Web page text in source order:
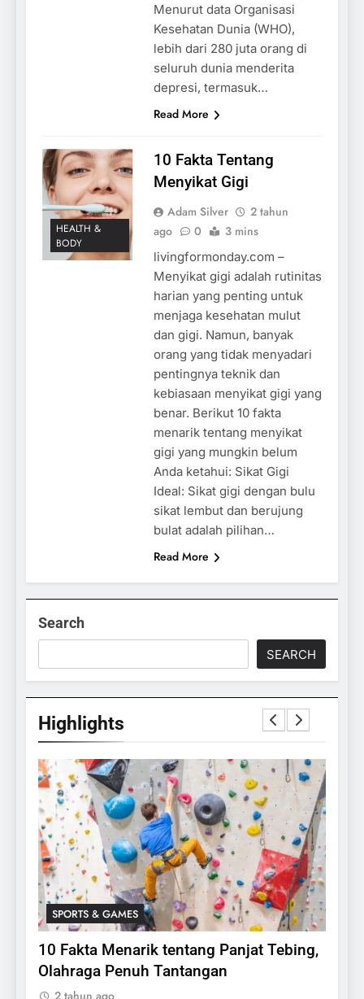
Menurut data Organisasi
Kesehatan Dunia (WHO),
lebih dari 280 juta orang di
seluruh dunia menderita
depresi, termasuk…
Read More
HEALTH &
BODY
10 Fakta Tentang
Menyikat Gigi
Adam Silver
2 tahun
ago
0 3 mins
livingformonday.com –
Menyikat gigi adalah rutinitas
harian yang penting untuk
menjaga kesehatan mulut
dan gigi. Namun, banyak
orang yang tidak menyadari
pentingnya teknik dan
kebiasaan menyikat gigi yang
benar. Berikut 10 fakta
menarik tentang menyikat
gigi yang mungkin belum
Anda ketahui: Sikat Gigi
Ideal: Sikat gigi dengan bulu
sikat lembut dan berujung
bulat adalah pilihan…
Read More
Search
SEARCH
Highlights
SPORTS & GAMES
10 Fakta Menarik tentang Panjat Tebing,
Olahraga Penuh Tantangan